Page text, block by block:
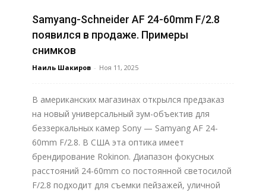
Узнать больше
Samyang-Schneider AF 24-60mm F/2.8
появился в продаже. Примеры
снимков
Наиль Шакиров - Ноя 11, 2025
В американских магазинах открылся предзаказ
на новый универсальный зум-объектив для
беззеркальных камер Sony — Samyang AF 24-
60mm F/2.8. В США эта оптика имеет
брендирование Rokinon. Диапазон фокусных
расстояний 24-60mm со постоянной светосилой
F/2.8 подходит для съемки пейзажей, уличной